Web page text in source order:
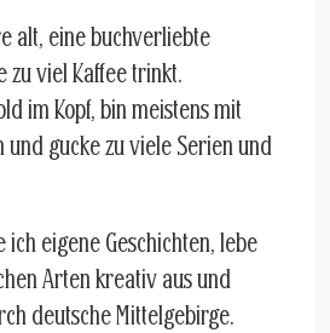
alt, eine buchverliebte
viel Kaffee trinkt.
im Kopf, bin meistens mit
gucke zu viele Serien und
eigene Geschichten, lebe
Arten kreativ aus und
deutsche Mittelgebirge.